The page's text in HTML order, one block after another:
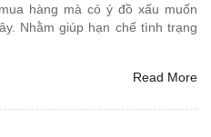
hàng mà có ý đồ xấu muốn
Nhằm giúp hạn chế tình trạng
Read More